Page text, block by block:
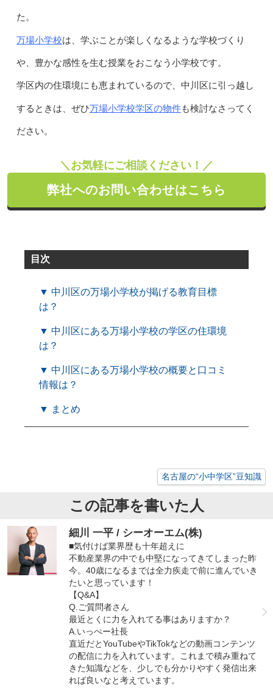
た。
万場小学校は、学ぶことが楽しくなるような学校づくり
や、豊かな感性を生む授業をおこなう小学校です。
学区内の住環境にも恵まれているので、中川区に引っ越し
するときは、ぜひ万場小学校学区の物件も検討なさってく
ださい。
＼お気軽にご相談ください！／
弊社へのお問い合わせはこちら
目次
▼ 中川区の万場小学校が掲げる教育目標
は？
▼ 中川区にある万場小学校の学区の住環境
は？
▼ 中川区にある万場小学校の概要と口コミ
情報は？
▼ まとめ
名古屋の“小中学区”豆知識
この記事を書いた人
細川 一平 / シーオーエム(株)
■気付けば業界歴も十年超えに
不動産業界の中でも中堅になってきてしまった昨
今。40歳になるまでは全力疾走で前に進んでいき
たいと思っています！
【Q&A】
Q.ご質問者さん
最近とくに力を入れてる事はありますか？
A.いっぺー社長
直近だとYouTubeやTikTokなどの動画コンテンツ
の配信に力を入れています。これまで積み重ねて
きた知識などを、少しでも分かりやすく発信出来
れば良いなと考えています。